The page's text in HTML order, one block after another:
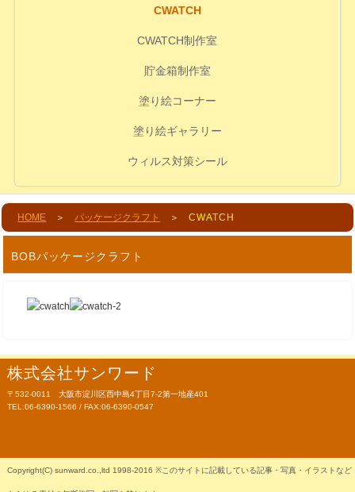
CWATCH
CWATCH制作室
貯金箱制作室
塗り絵コーナー
塗り絵ギャラリー
ウィルス対策シール
HOME ＞パッケージクラフト ＞CWATCH
BOBパッケージクラフト
株式会社サンワード
〒532-0011 大阪市淀川区西中島4丁目7-2第一地産401
TEL:06-6390-1566 / FAX:06-6390-0547
Copyright(C) sunward.co.,ltd 1998-2016 ※このサイトに記載している記事・写真・イラストなど